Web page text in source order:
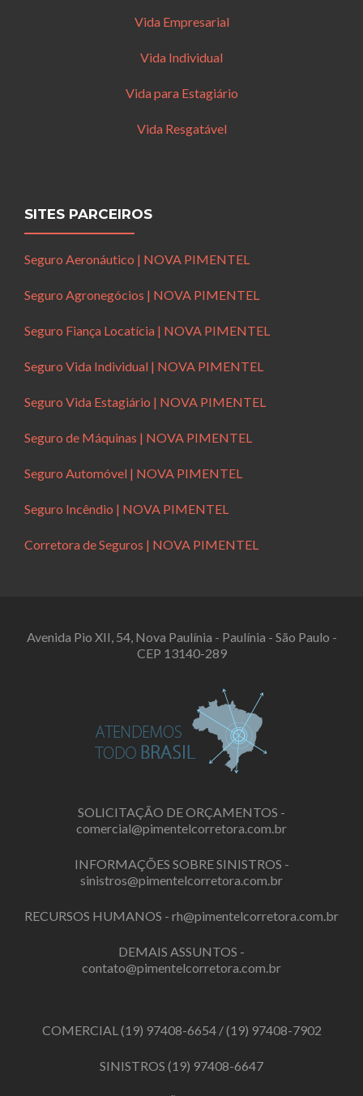
Vida Empresarial
Vida Individual
Vida para Estagiário
Vida Resgatável
SITES PARCEIROS
Seguro Aeronáutico | NOVA PIMENTEL
Seguro Agronegócios | NOVA PIMENTEL
Seguro Fiança Locatícia | NOVA PIMENTEL
Seguro Vida Individual | NOVA PIMENTEL
Seguro Vida Estagiário | NOVA PIMENTEL
Seguro de Máquinas | NOVA PIMENTEL
Seguro Automóvel | NOVA PIMENTEL
Seguro Incêndio | NOVA PIMENTEL
Corretora de Seguros | NOVA PIMENTEL
Avenida Pio XII, 54, Nova Paulínia - Paulínia - São Paulo -
CEP 13140-289
SOLICITAÇÃO DE ORÇAMENTOS -
comercial@pimentelcorretora.com.br
INFORMAÇÕES SOBRE SINISTROS -
sinistros@pimentelcorretora.com.br
RECURSOS HUMANOS - rh@pimentelcorretora.com.br
DEMAIS ASSUNTOS -
contato@pimentelcorretora.com.br
COMERCIAL(19) 97408-6654/(19) 97408-7902
SINISTROS (19) 97408-6647